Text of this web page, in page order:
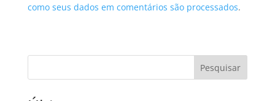
como seus dados em comentários são processados.
Pesquisar